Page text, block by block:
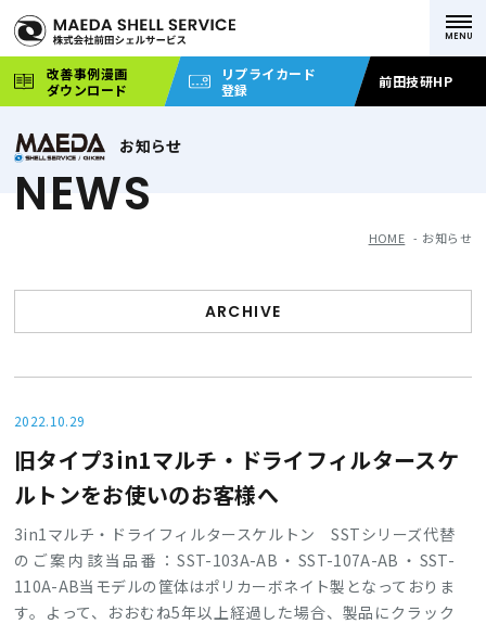
改善事例漫画
ダウンロード
リプライカード
登録
前田技研HP
お知らせ
NEWS
HOME お知らせ
ARCHIVE
2022.10.29
旧タイプ3in1マルチ・ドライフィルタースケ
ルトンをお使いのお客様へ
3in1マルチ・ドライフィルタースケルトン SSTシリーズ代替
のご案内該当品番：SST-103A-AB・SST-107A-AB・SST-
110A-AB当モデルの筐体はポリカーボネイト製となっておりま
す。よって、おおむね5年以上経過した場合、製品にクラック